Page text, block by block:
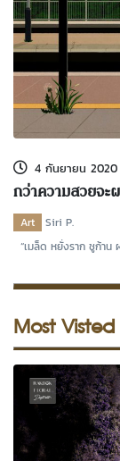
ABOUT
CONTACT
Channel
Twitter
Channel
4 กันยายน 2020
กว่าความสวยจะ
‘ดอกไม้’
Art
Siri P.
“เมล็ด หยั่งราก ชูก้า
Most Visted